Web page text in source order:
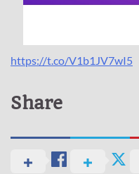
https://t.co/V1b1JV7wI5
Share